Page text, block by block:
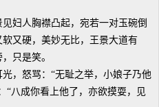
人胸襟凸起，宛若一对玉碗倒
又硬，美妙无比，王景大道有
只是笑。
怒骂：“无耻之举，小娘子乃他
“八成你看上他了，亦欲摸耍，见